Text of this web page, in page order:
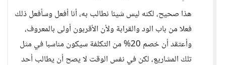
هذا صحيح، لكنه ليس شيئا نطالب به، أنا أفعل وسأفعل ذلك
فعلا من باب الود والقرابة ولأن الأقربون أولى بالمعروف،
وأعتقد أن خصم 20% من التكلفة سيكون مناسبا في مثل
تلك المشاريع، لكن في نفس الوقت لا يصح أن يطالب أحد